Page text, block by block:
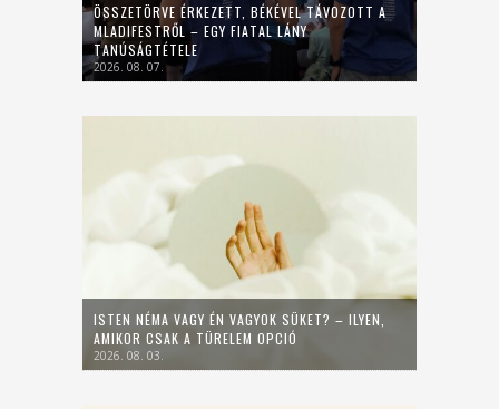
ÖSSZETÖRVE ÉRKEZETT, BÉKÉVEL TÁVOZOTT A
MLADIFESTRŐL – EGY FIATAL LÁNY
TANÚSÁGTÉTELE
2026. 08. 07.
ISTEN NÉMA VAGY ÉN VAGYOK SÜKET? – ILYEN,
AMIKOR CSAK A TÜRELEM OPCIÓ
2026. 08. 03.